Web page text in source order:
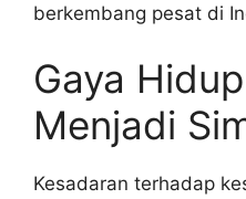
berkembang pesat di
Gaya
Menjadi
Kesadaran terhadap